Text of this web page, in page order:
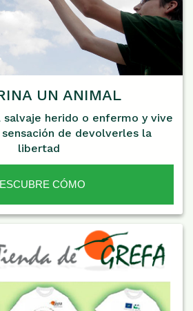
UN ANIMAL
salvaje herido o enfermo y vive
sensación de devolverles la
libertad
CÓMO